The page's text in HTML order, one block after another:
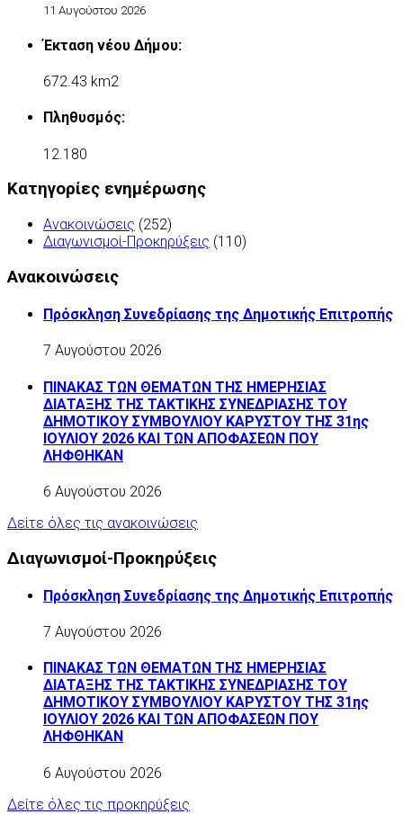
11 Αυγούστου 2026
Έκταση νέου Δήμου:
672.43 km2
Πληθυσμός:
12.180
Κατηγορίες ενημέρωσης
Ανακοινώσεις (252)
Διαγωνισμοί-Προκηρύξεις (110)
Ανακοινώσεις
Πρόσκληση Συνεδρίασης της Δημοτικής Επιτροπής
7 Αυγούστου 2026
ΠΙΝΑΚΑΣ ΤΩΝ ΘΕΜΑΤΩΝ ΤΗΣ ΗΜΕΡΗΣΙΑΣ
ΔΙΑΤΑΞΗΣ ΤΗΣ ΤΑΚΤΙΚΗΣ ΣΥΝΕΔΡΙΑΣΗΣ ΤΟΥ
ΔΗΜΟΤΙΚΟΥ ΣΥΜΒΟΥΛΙΟΥ ΚΑΡΥΣΤΟΥ ΤΗΣ 31ης
ΙΟΥΛΙΟΥ 2026 ΚΑΙ ΤΩΝ ΑΠΟΦΑΣΕΩΝ ΠΟΥ
ΛΗΦΘΗΚΑΝ
6 Αυγούστου 2026
Δείτε όλες τις ανακοινώσεις
Διαγωνισμοί-Προκηρύξεις
Πρόσκληση Συνεδρίασης της Δημοτικής Επιτροπής
7 Αυγούστου 2026
ΠΙΝΑΚΑΣ ΤΩΝ ΘΕΜΑΤΩΝ ΤΗΣ ΗΜΕΡΗΣΙΑΣ
ΔΙΑΤΑΞΗΣ ΤΗΣ ΤΑΚΤΙΚΗΣ ΣΥΝΕΔΡΙΑΣΗΣ ΤΟΥ
ΔΗΜΟΤΙΚΟΥ ΣΥΜΒΟΥΛΙΟΥ ΚΑΡΥΣΤΟΥ ΤΗΣ 31ης
ΙΟΥΛΙΟΥ 2026 ΚΑΙ ΤΩΝ ΑΠΟΦΑΣΕΩΝ ΠΟΥ
ΛΗΦΘΗΚΑΝ
6 Αυγούστου 2026
Δείτε όλες τις προκηρύξεις